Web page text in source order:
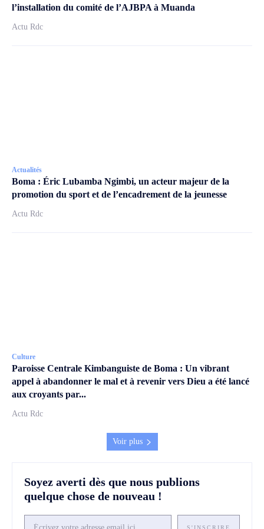
l’installation du comité de l’AJBPA à Muanda
Actu Rdc
Actualités
Boma : Éric Lubamba Ngimbi, un acteur majeur de la
promotion du sport et de l’encadrement de la jeunesse
Actu Rdc
Culture
Paroisse Centrale Kimbanguiste de Boma : Un vibrant
appel à abandonner le mal et à revenir vers Dieu a été lancé
aux croyants par...
Actu Rdc
Voir plus
Soyez averti dès que nous publions
quelque chose de nouveau !